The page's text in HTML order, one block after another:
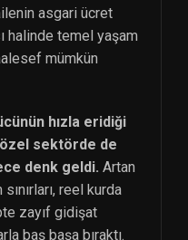
asgari ücret
halinde temel yaşam
mümkün
hızla eridiği
özel sektörde de
denk geldi. Artan
reel kurda
zayıf gidişat
baş başa bıraktı.